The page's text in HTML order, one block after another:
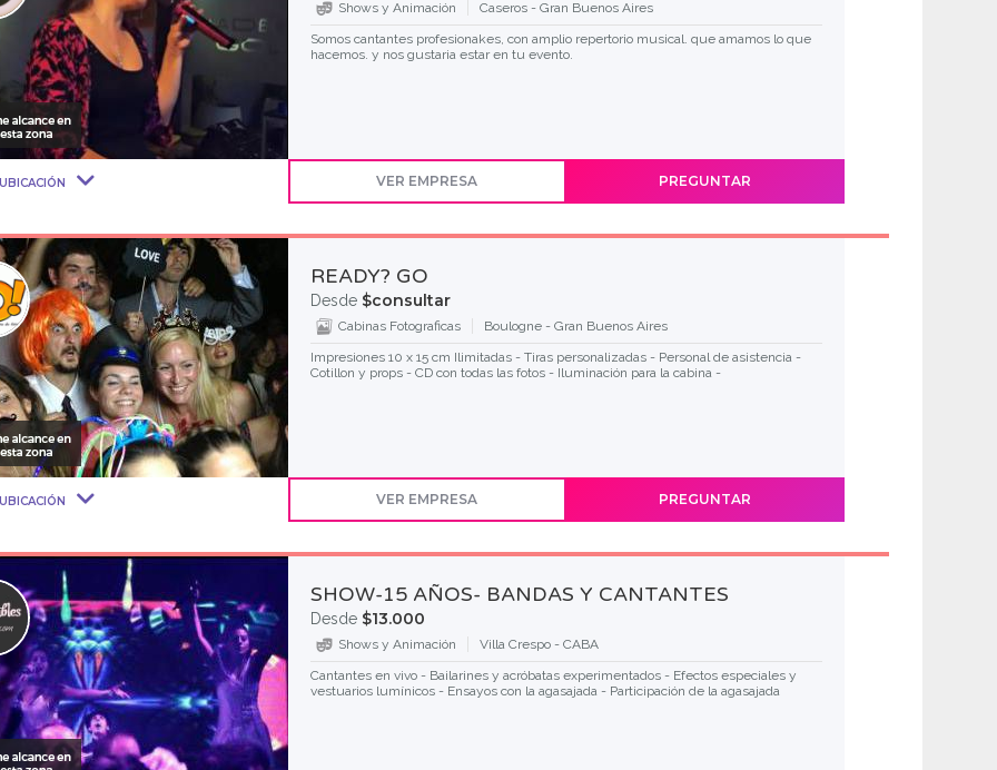
Shows y Animación
Caseros - Gran Buenos Aires
Somos cantantes profesionakes, con amplio repertorio musical. que amamos lo que
hacemos. y nos gustaria estar en tu evento.
VER EMPRESA PREGUNTAR
READY? GO
Desde $consultar
Cabinas Fotograficas
Boulogne - Gran Buenos Aires
Impresiones 10 x 15 cm Ilimitadas - Tiras personalizadas - Personal de asistencia -
Cotillon y props - CD con todas las fotos - Iluminación para la cabina -
VER EMPRESA PREGUNTAR
SHOW-15 AÑOS- BANDAS Y CANTANTES
Desde $13.000
Shows y Animación
Villa Crespo - CABA
Cantantes en vivo - Bailarines y acróbatas experimentados - Efectos especiales y
vestuarios lumínicos - Ensayos con la agasajada - Participación de la agasajada